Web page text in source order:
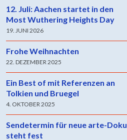
12. Juli: Aachen startet in den
Most Wuthering Heights Day
19. JUNI 2026
Frohe Weihnachten
22. DEZEMBER 2025
Ein Best of mit Referenzen an
Tolkien und Bruegel
4. OKTOBER 2025
Sendetermin für neue arte-Doku
steht fest